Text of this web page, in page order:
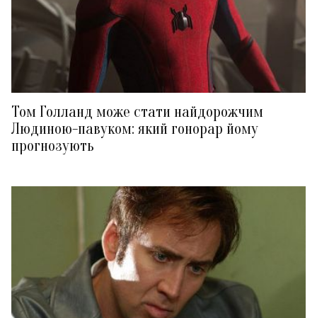
Том Голланд може стати найдорожчим
Людиною-павуком: який гонорар йому
прогнозують